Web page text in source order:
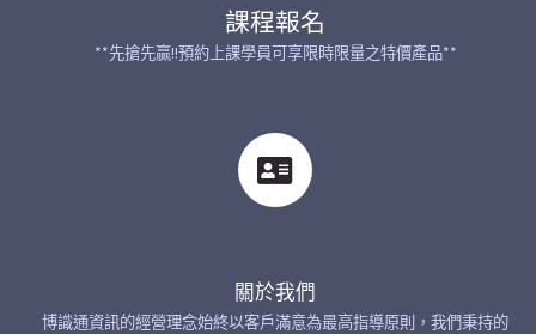
課程報名
**先搶先贏!!預約上課學員可享限時限量之特價產品**
關於我們
博識通資訊的經營理念始終以客戶滿意為最高指導原則，我們秉持的